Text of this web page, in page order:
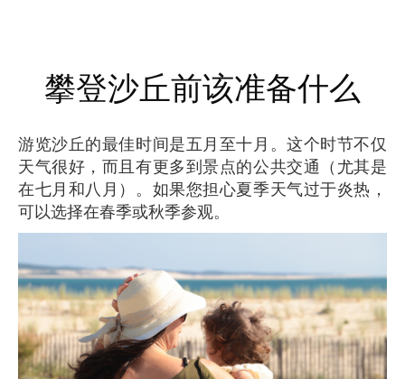
攀登沙丘前该准备什么
游览沙丘的最佳时间是五月至十月。这个时节不仅
天气很好，而且有更多到景点的公共交通（尤其是
在七月和八月）。如果您担心夏季天气过于炎热，
可以选择在春季或秋季参观。